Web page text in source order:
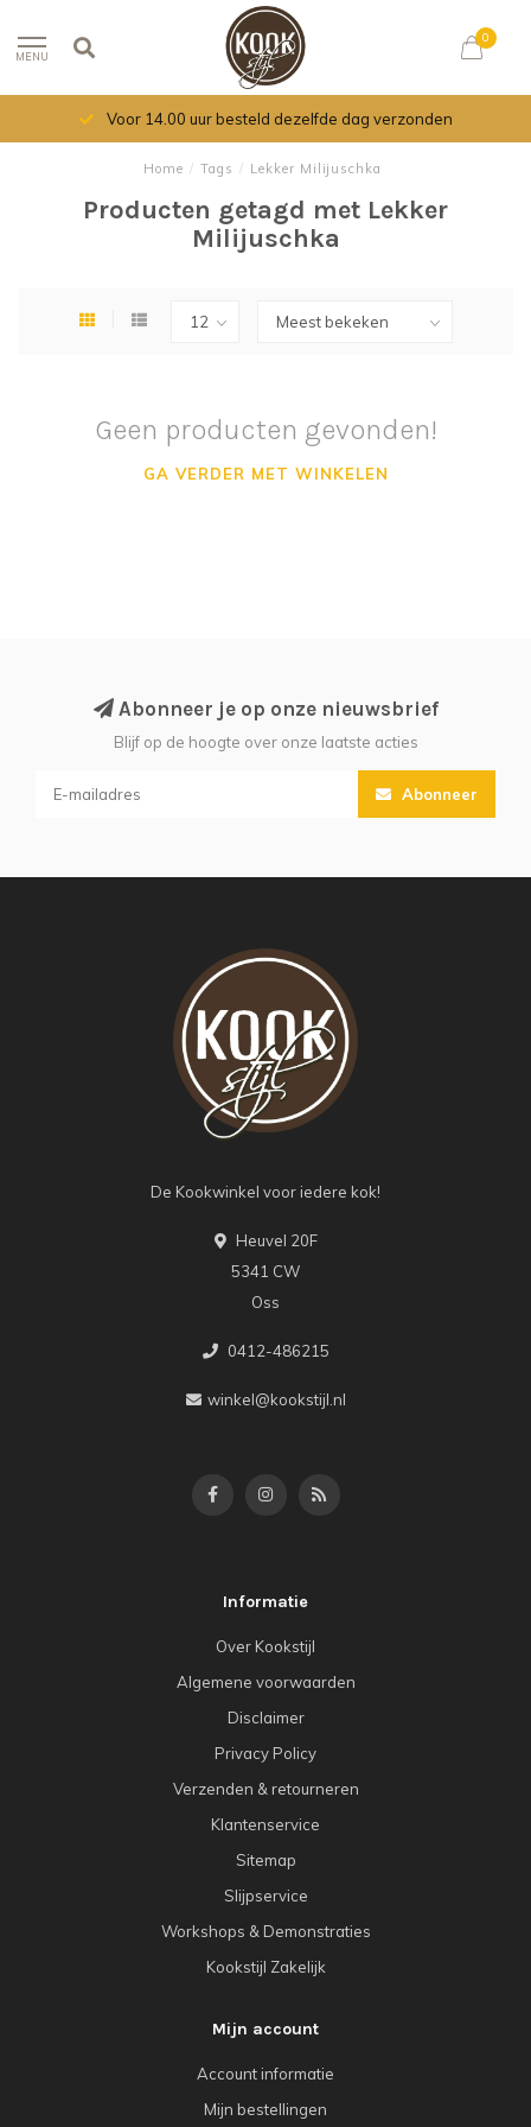
MENU
0
Voor 14.00 uur besteld dezelfde dag verzonden
Home / Tags / Lekker Milijuschka
Producten getagd met Lekker
Milijuschka
Geen producten gevonden!
GA VERDER MET WINKELEN
Abonneer je op onze nieuwsbrief
Blijf op de hoogte over onze laatste acties
Abonneer
De Kookwinkel voor iedere kok!
Heuvel 20F
5341 CW
Oss
0412-486215
winkel@kookstijl.nl
Informatie
Over Kookstijl
Algemene voorwaarden
Disclaimer
Privacy Policy
Verzenden & retourneren
Klantenservice
Sitemap
Slijpservice
Workshops & Demonstraties
Kookstijl Zakelijk
Mijn account
Account informatie
Mijn bestellingen